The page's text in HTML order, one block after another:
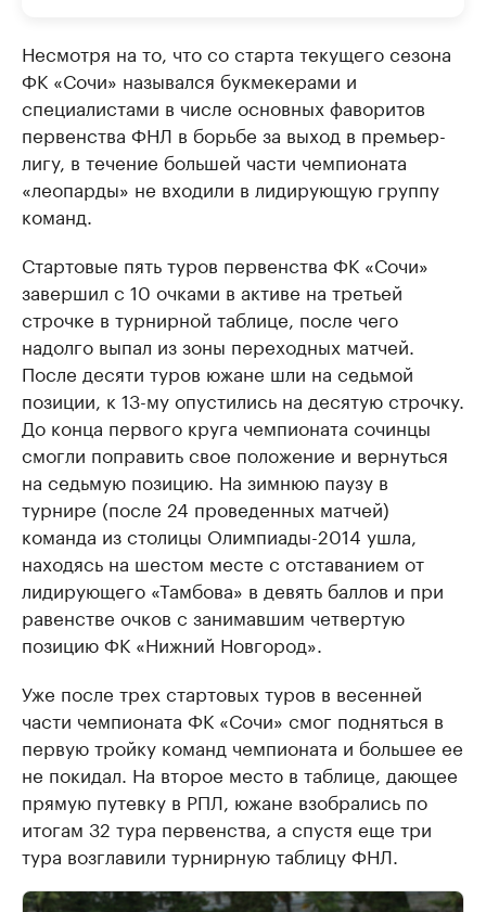
Несмотря на то, что со старта текущего сезона
ФК «Сочи» назывался букмекерами и
специалистами в числе основных фаворитов
первенства ФНЛ в борьбе за выход в премьер-
лигу, в течение большей части чемпионата
«леопарды» не входили в лидирующую группу
команд.
Стартовые пять туров первенства ФК «Сочи»
завершил с 10 очками в активе на третьей
строчке в турнирной таблице, после чего
надолго выпал из зоны переходных матчей.
После десяти туров южане шли на седьмой
позиции, к 13-му опустились на десятую строчку.
До конца первого круга чемпионата сочинцы
смогли поправить свое положение и вернуться
на седьмую позицию. На зимнюю паузу в
турнире (после 24 проведенных матчей)
команда из столицы Олимпиады-2014 ушла,
находясь на шестом месте с отставанием от
лидирующего «Тамбова» в девять баллов и при
равенстве очков с занимавшим четвертую
позицию ФК «Нижний Новгород».
Уже после трех стартовых туров в весенней
части чемпионата ФК «Сочи» смог подняться в
первую тройку команд чемпионата и большее ее
не покидал. На второе место в таблице, дающее
прямую путевку в РПЛ, южане взобрались по
итогам 32 тура первенства, а спустя еще три
тура возглавили турнирную таблицу ФНЛ.